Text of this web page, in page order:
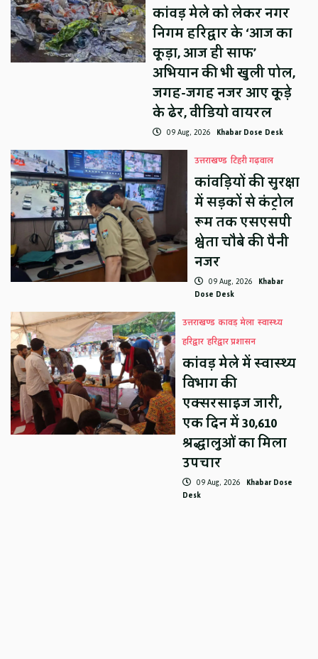
कांवड़ मेले को लेकर नगर
निगम हरिद्वार के ‘आज का
कूड़ा, आज ही साफ’
अभियान की भी खुली पोल,
जगह-जगह नजर आए कूड़े
के ढेर, वीडियो वायरल
09 Aug, 2026 Khabar Dose Desk
उत्तराखण्ड टिहरी गढ़वाल
कांवड़ियों की सुरक्षा
में सड़कों से कंट्रोल
रूम तक एसएसपी
श्वेता चौबे की पैनी
नजर
09 Aug, 2026 Khabar
Dose Desk
उत्तराखण्ड कावड़ मेला स्वास्थ्य
हरिद्वार हरिद्वार प्रशासन
कांवड़ मेले में स्वास्थ्य
विभाग की
एक्सरसाइज जारी,
एक दिन में 30,610
श्रद्धालुओं का मिला
उपचार
09 Aug, 2026 Khabar Dose
Desk